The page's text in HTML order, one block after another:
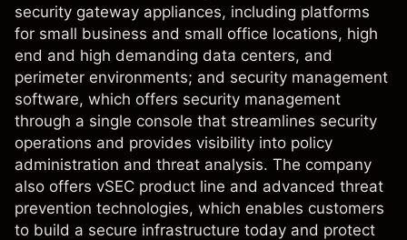
security gateway appliances, including platforms
for small business and small office locations, high
end and high demanding data centers, and
perimeter environments; and security management
software, which offers security management
through a single console that streamlines security
operations and provides visibility into policy
administration and threat analysis. The company
also offers vSEC product line and advanced threat
prevention technologies, which enables customers
to build a secure infrastructure today and protect